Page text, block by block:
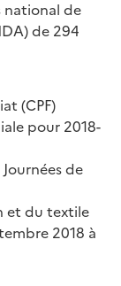
national de
de 294
(CPF)
pour 2018-
de
et du textile
2018 à